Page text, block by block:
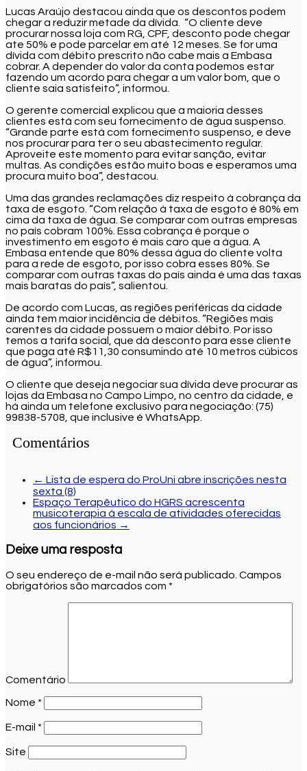
Lucas Araújo destacou ainda que os descontos podem
chegar a reduzir metade da dívida. “O cliente deve
procurar nossa loja com RG, CPF, desconto pode chegar
ate 50% e pode parcelar em até 12 meses. Se for uma
dívida com débito prescrito não cabe mais a Embasa
cobrar. A depender do valor da conta podemos estar
fazendo um acordo para chegar a um valor bom, que o
cliente saia satisfeito”, informou.
O gerente comercial explicou que a maioria desses
clientes está com seu fornecimento de água suspenso.
“Grande parte está com fornecimento suspenso, e deve
nos procurar para ter o seu abastecimento regular.
Aproveite este momento para evitar sanção, evitar
multas. As condições estão muito boas e esperamos uma
procura muito boa”, destacou.
Uma das grandes reclamações diz respeito à cobrança da
taxa de esgoto. “Com relação à taxa de esgoto é 80% em
cima da taxa de água. Se comparar com outras empresas
no país cobram 100%. Essa cobrança é porque o
investimento em esgoto é mais caro que a água. A
Embasa entende que 80% dessa água do cliente volta
para a rede de esgoto, por isso cobra esses 80%. Se
comparar com outras taxas do país ainda é uma das taxas
mais baratas do país”, salientou.
De acordo com Lucas, as regiões periféricas da cidade
ainda tem maior incidência de débitos. “Regiões mais
carentes da cidade possuem o maior débito. Por isso
temos a tarifa social, que dá desconto para esse cliente
que paga até R$11,30 consumindo até 10 metros cúbicos
de água”, informou.
O cliente que deseja negociar sua dívida deve procurar as
lojas da Embasa no Campo Limpo, no centro da cidade, e
há ainda um telefone exclusivo para negociação: (75)
99838-5708, que inclusive é WhatsApp.
Comentários
← Lista de espera do ProUni abre inscrições nesta
sexta (8)
Espaço Terapêutico do HGRS acrescenta
musicoterapia à escala de atividades oferecidas
aos funcionários →
Deixe uma resposta
O seu endereço de e-mail não será publicado. Campos
obrigatórios são marcados com *
Comentário
Nome *
E-mail *
Site